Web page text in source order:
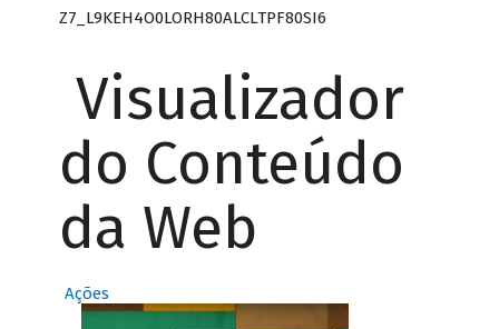
Z7_L9KEH4O0LORH80ALCLTPF80SI6
Visualizador
do Conteúdo
da Web
Ações